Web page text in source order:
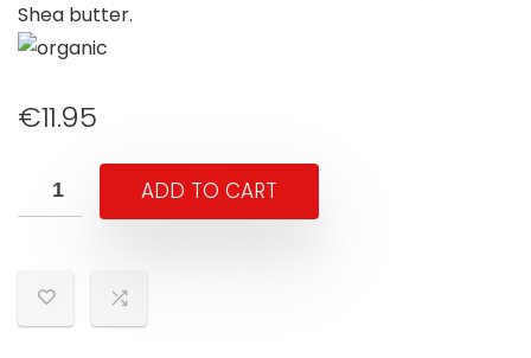
Shea butter.
€11.95
ADD TO CART